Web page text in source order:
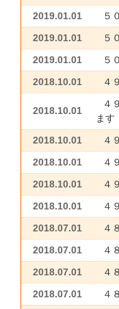
2019.01.01 ５
2019.01.01 ５
2019.01.01 ５
2018.10.01 ４
2018.10.01
４
ます
2018.10.01 ４
2018.10.01 ４
2018.10.01 ４
2018.10.01 ４
2018.07.01 ４
2018.07.01 ４
2018.07.01 ４
2018.07.01 ４